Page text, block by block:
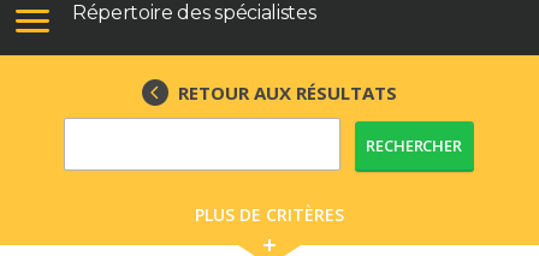
Répertoire des spécialistes
RETOUR AUX RÉSULTATS
RECHERCHER
PLUS DE CRITÈRES